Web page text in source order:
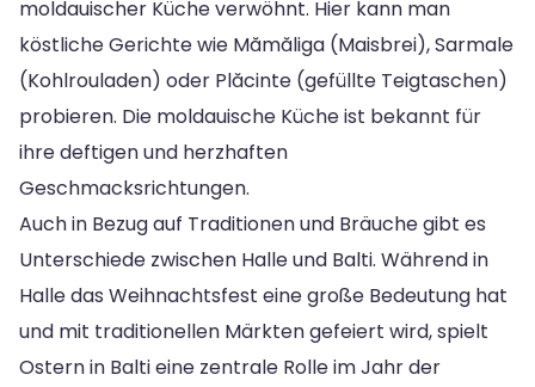
moldauischer Küche verwöhnt. Hier kann man
köstliche Gerichte wie Mămăliga (Maisbrei), Sarmale
(Kohlrouladen) oder Plăcinte (gefüllte Teigtaschen)
probieren. Die moldauische Küche ist bekannt für
ihre deftigen und herzhaften
Geschmacksrichtungen.
Auch in Bezug auf Traditionen und Bräuche gibt es
Unterschiede zwischen Halle und Balti. Während in
Halle das Weihnachtsfest eine große Bedeutung hat
und mit traditionellen Märkten gefeiert wird, spielt
Ostern in Balti eine zentrale Rolle im Jahr der